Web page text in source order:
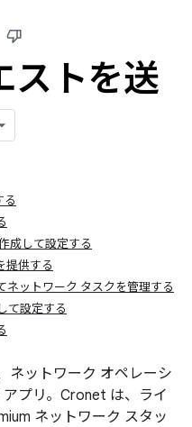
ストを送
る
成して設定する
提供する
ットワーク タスクを管理する
て設定する
ネットワーク オペレーシ
プリ。Cronet は、ライ
ネットワーク スタッ